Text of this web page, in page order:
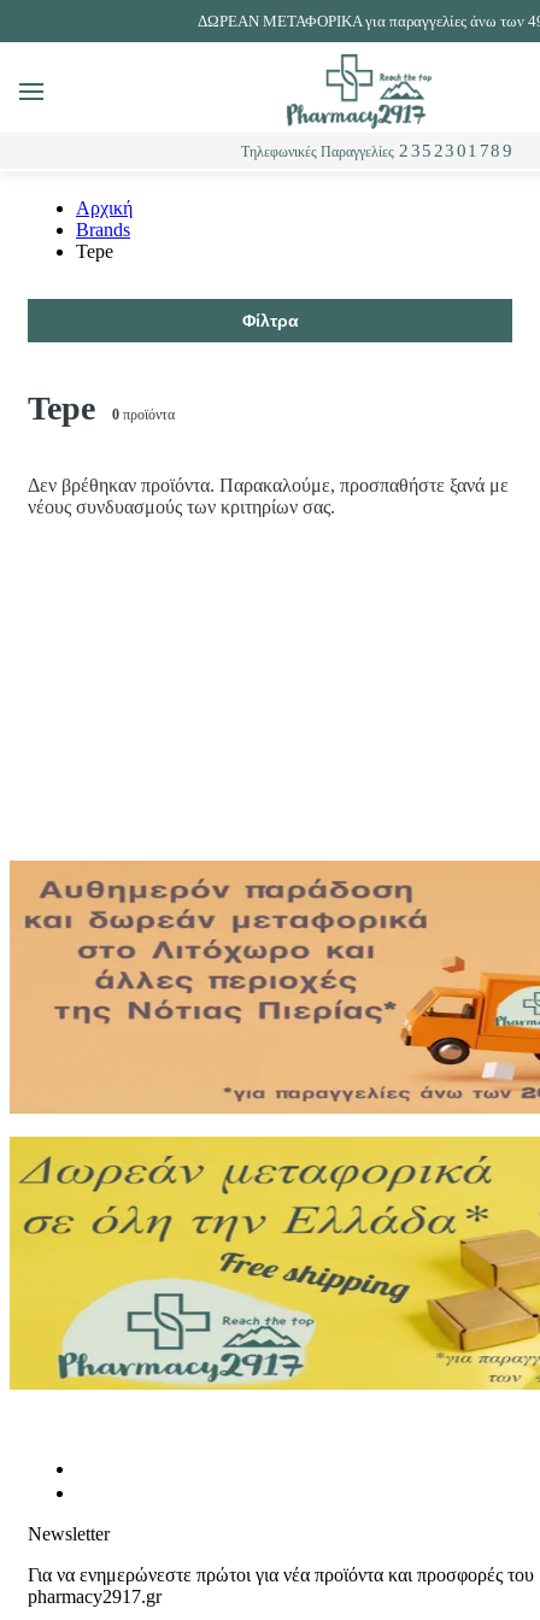
ΔΩΡΕΑΝ ΜΕΤΑΦΟΡΙΚΑ για παραγγελίες άνω των
Τηλεφωνικές Παραγγελίες 2352301789
MENU
Αρχική
Brands
Tepe
Φίλτρα
Tepe 0 προϊόντα
Δεν βρέθηκαν προϊόντα. Παρακαλούμε, προσπαθήστε ξανά με
νέους συνδυασμούς των κριτηρίων σας.
Newsletter
Για να ενημερώνεστε πρώτοι για νέα προϊόντα και προσφορές του
pharmacy2917.gr